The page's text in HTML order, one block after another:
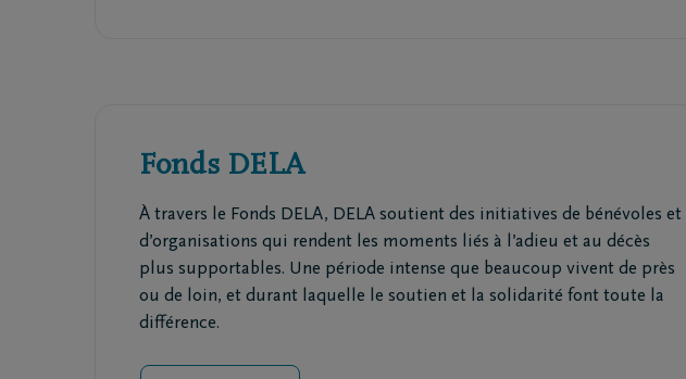
Fonds DELA
À travers le Fonds DELA, DELA soutient des initiatives de bénévoles et
d’organisations qui rendent les moments liés à l’adieu et au décès
plus supportables. Une période intense que beaucoup vivent de près
ou de loin, et durant laquelle le soutien et la solidarité font toute la
différence.